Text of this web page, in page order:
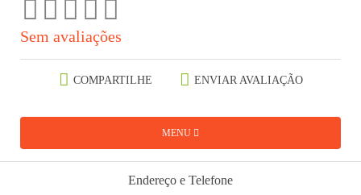
Sem avaliações
COMPARTILHE ENVIAR AVALIAÇÃO
MENU
Endereço e Telefone